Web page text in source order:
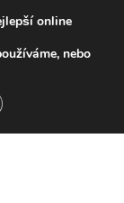
online
nebo